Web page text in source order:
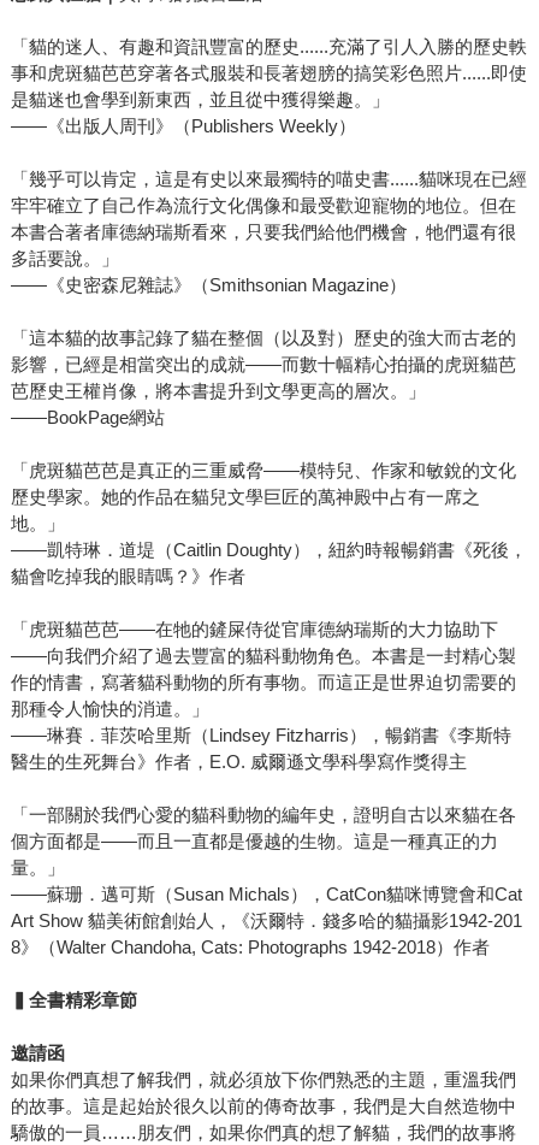
「貓的迷人、有趣和資訊豐富的歷史......充滿了引人入勝的歷史軼
事和虎斑貓芭芭穿著各式服裝和長著翅膀的搞笑彩色照片......即使
是貓迷也會學到新東西，並且從中獲得樂趣。」
——《出版人周刊》（Publishers Weekly）
「幾乎可以肯定，這是有史以來最獨特的喵史書......貓咪現在已經
牢牢確立了自己作為流行文化偶像和最受歡迎寵物的地位。但在
本書合著者庫德納瑞斯看來，只要我們給他們機會，牠們還有很
多話要說。」
——《史密森尼雜誌》（Smithsonian Magazine）
「這本貓的故事記錄了貓在整個（以及對）歷史的強大而古老的
影響，已經是相當突出的成就——而數十幅精心拍攝的虎斑貓芭
芭歷史王權肖像，將本書提升到文學更高的層次。」
——BookPage網站
「虎斑貓芭芭是真正的三重威脅——模特兒、作家和敏銳的文化
歷史學家。她的作品在貓兒文學巨匠的萬神殿中占有一席之
地。」
——凱特琳．道堤（Caitlin Doughty），紐約時報暢銷書《死後，
貓會吃掉我的眼睛嗎？》作者
「虎斑貓芭芭——在牠的鏟屎侍從官庫德納瑞斯的大力協助下
——向我們介紹了過去豐富的貓科動物角色。本書是一封精心製
作的情書，寫著貓科動物的所有事物。而這正是世界迫切需要的
那種令人愉快的消遣。」
——琳賽．菲茨哈里斯（Lindsey Fitzharris），暢銷書《李斯特
醫生的生死舞台》作者，E.O. 威爾遜文學科學寫作獎得主
「一部關於我們心愛的貓科動物的編年史，證明自古以來貓在各
個方面都是——而且一直都是優越的生物。這是一種真正的力
量。」
——蘇珊．邁可斯（Susan Michals），CatCon貓咪博覽會和Cat
Art Show 貓美術館創始人，《沃爾特．錢多哈的貓攝影1942-201
8》（Walter Chandoha, Cats: Photographs 1942-2018）作者
▍全書精彩章節
邀請函
如果你們真想了解我們，就必須放下你們熟悉的主題，重溫我們
的故事。這是起始於很久以前的傳奇故事，我們是大自然造物中
驕傲的一員……朋友們，如果你們真的想了解貓，我們的故事將